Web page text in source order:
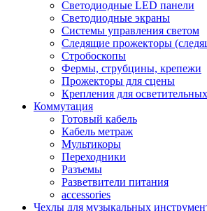
Светодиодные LED панели
Светодиодные экраны
Системы управления светом
Следящие прожекторы
Стробоскопы
Фермы, струбцины, крепежи
Прожекторы для сцены
Крепления для
Коммутация
Готовый кабель
Кабель метраж
Мультикоры
Переходники
Разъемы
Разветвители питания
accessories
Чехлы для музыкальных